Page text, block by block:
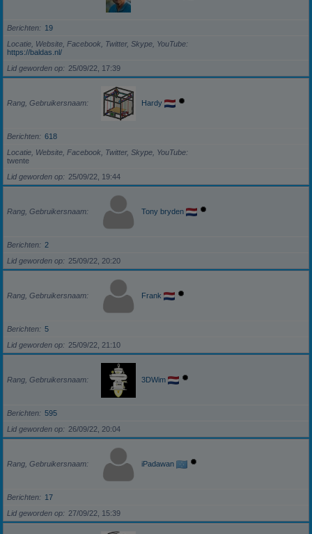
Berichten
19
Locatie, Website, Facebook, Twitter, Skype, YouTube
https://baldas.nl/
Lid geworden op
25/09/22, 17:39
Rang, Gebruikersnaam Hardy
Berichten
618
Locatie, Website, Facebook, Twitter, Skype, YouTube
twente
Lid geworden op
25/09/22, 19:44
Rang, Gebruikersnaam Tony bryden
Berichten
2
Lid geworden op
25/09/22, 20:20
Rang, Gebruikersnaam Frank
Berichten
5
Lid geworden op
25/09/22, 21:10
Rang, Gebruikersnaam 3DWim
Berichten
595
Lid geworden op
26/09/22, 20:04
Rang, Gebruikersnaam iPadawan
Berichten
17
Lid geworden op
27/09/22, 15:39